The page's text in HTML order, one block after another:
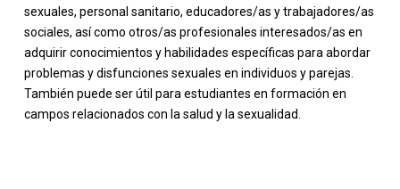
sexuales, personal sanitario, educadores/as y trabajadores/as
sociales, así como otros/as profesionales interesados/as en
adquirir conocimientos y habilidades específicas para abordar
problemas y disfunciones sexuales en individuos y parejas.
También puede ser útil para estudiantes en formación en
campos relacionados con la salud y la sexualidad.